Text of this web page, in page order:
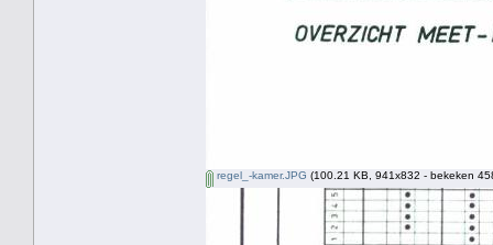
regel_-kamer.JPG (100.21 KB, 941x832 - bekeken